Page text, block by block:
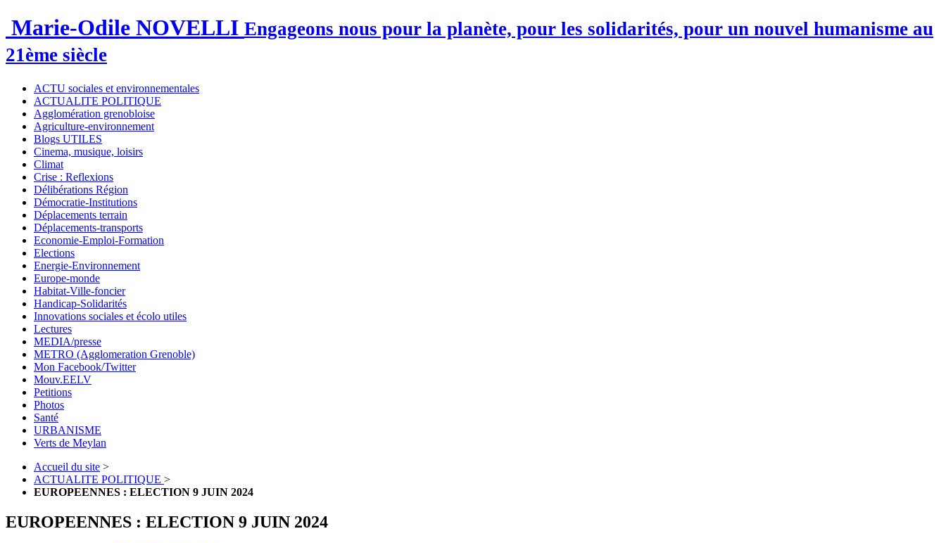
Marie-Odile NOVELLI Engageons nous pour la planète, pour les solidarités, pour un nouvel humanisme au
21ème siècle
ACTU sociales et environnementales
ACTUALITE POLITIQUE
Agglomération grenobloise
Agriculture-environnement
Blogs UTILES
Cinema, musique, loisirs
Climat
Crise : Reflexions
Délibérations Région
Démocratie-Institutions
Déplacements terrain
Déplacements-transports
Economie-Emploi-Formation
Elections
Energie-Environnement
Europe-monde
Habitat-Ville-foncier
Handicap-Solidarités
Innovations sociales et écolo utiles
Lectures
MEDIA/presse
METRO (Agglomeration Grenoble)
Mon Facebook/Twitter
Mouv.EELV
Petitions
Photos
Santé
URBANISME
Verts de Meylan
Accueil du site >
ACTUALITE POLITIQUE >
EUROPEENNES : ELECTION 9 JUIN 2024
EUROPEENNES : ELECTION 9 JUIN 2024